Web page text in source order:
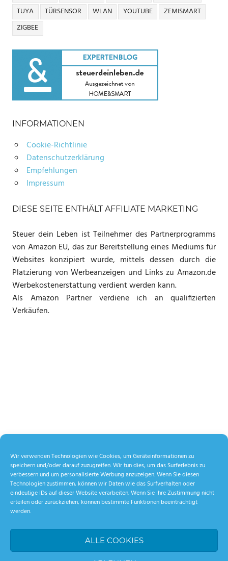
Wir verwenden Technologien wie Cookies, um Geräteinformationen zu
speichern und/oder darauf zuzugreifen. Wir tun dies, um das Surferlebnis zu
verbessern und um personalisierte Werbung anzuzeigen. Wenn Sie diesen
Technologien zustimmen, können wir Daten wie das Surfverhalten oder
eindeutige IDs auf dieser Website verarbeiten. Wenn Sie Ihre Zustimmung nicht
erteilen oder zurückziehen, können bestimmte Funktionen beeinträchtigt
werden.
ALLE COOKIES
TUYA
TÜRSENSOR WLAN YOUTUBE
ZEMISMART
ZIGBEE
INFORMATIONEN
Cookie-Richtlinie
Datenschutzerklärung
Empfehlungen
Impressum
DIESE SEITE ENTHÄLT AFFILIATE MARKETING
Steuer dein Leben ist Teilnehmer des Partnerprogramms
von Amazon EU, das zur Bereitstellung eines Mediums für
Websites konzipiert wurde, mittels dessen durch die
Platzierung von Werbeanzeigen und Links zu Amazon.de
Werbekostenerstattung verdient werden kann.
Als Amazon Partner verdiene ich an qualifizierten
Verkäufen.